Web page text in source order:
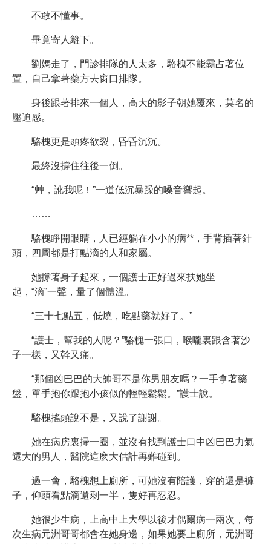
不敢不懂事。
畢竟寄人籬下。
劉媽走了，門診排隊的人太多，駱槐不能霸占著位
置，自己拿著藥方去窗口排隊。
身後跟著排來一個人，高大的影子朝她覆來，莫名的
壓迫感。
駱槐更是頭疼欲裂，昏昏沉沉。
最終沒撐住往後一倒。
“艸，訛我呢！”一道低沉暴躁的嗓音響起。
……
駱槐睜開眼睛，人已經躺在小小的病**，手背插著針
頭，四周都是打點滴的人和家屬。
她撐著身子起來，一個護士正好過來扶她坐
起，“滴”一聲，量了個體溫。
“三十七點五，低燒，吃點藥就好了。”
“護士，幫我的人呢？”駱槐一張口，喉嚨裏跟含著沙
子一樣，又幹又痛。
“那個凶巴巴的大帥哥不是你男朋友嗎？一手拿著藥
盤，單手抱你跟抱小孩似的輕輕鬆鬆。”護士說。
駱槐搖頭說不是，又說了謝謝。
她在病房裏掃一圈，並沒有找到護士口中凶巴巴力氣
還大的男人，醫院這麽大估計再難碰到。
過一會，駱槐想上廁所，可她沒有陪護，穿的還是褲
子，仰頭看點滴還剩一半，隻好再忍忍。
她很少生病，上高中上大學以後才偶爾病一兩次，每
次生病元洲哥哥都會在她身邊，如果她要上廁所，元洲哥